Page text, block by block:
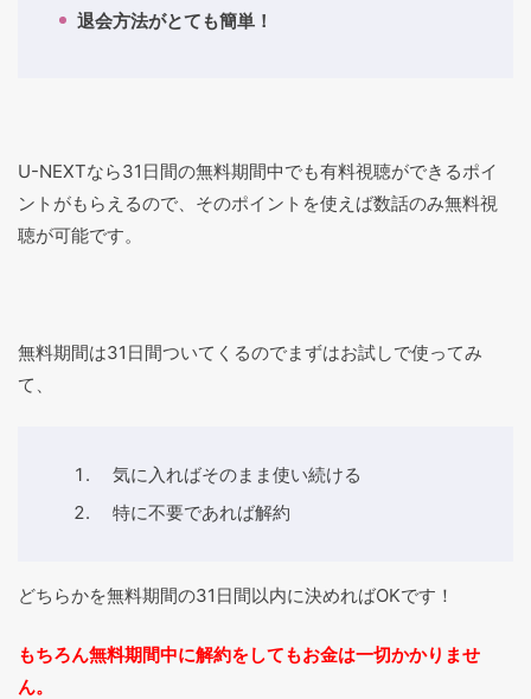
退会方法がとても簡単！
U-NEXTなら31日間の無料期間中でも有料視聴ができるポイ
ントがもらえるので、そのポイントを使えば数話のみ無料視
聴が可能です。
無料期間は31日間ついてくるのでまずはお試しで使ってみ
て、
気に入ればそのまま使い続ける
特に不要であれば解約
どちらかを無料期間の31日間以内に決めればOKです！
もちろん無料期間中に解約をしてもお金は一切かかりませ
ん。